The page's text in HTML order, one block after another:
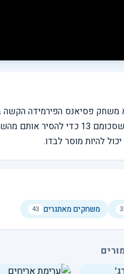
משחק פסיאנס הפירמידה הקשה
משחקים מאתגרים 43